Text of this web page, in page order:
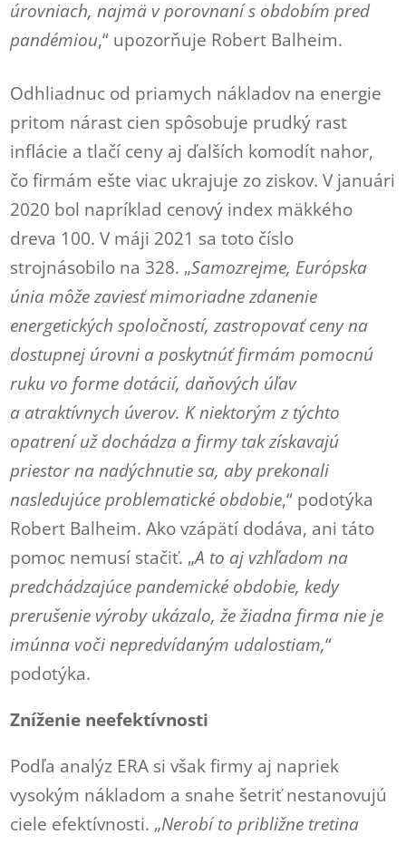
úrovniach, najmä v porovnaní s obdobím pred
pandémiou,“ upozorňuje Robert Balheim.
Odhliadnuc od priamych nákladov na energie
pritom nárast cien spôsobuje prudký rast
inflácie a tlačí ceny aj ďalších komodít nahor,
čo firmám ešte viac ukrajuje zo ziskov. V januári
2020 bol napríklad cenový index mäkkého
dreva 100. V máji 2021 sa toto číslo
strojnásobilo na 328. „Samozrejme, Európska
únia môže zaviesť mimoriadne zdanenie
energetických spoločností, zastropovať ceny na
dostupnej úrovni a poskytnúť firmám pomocnú
ruku vo forme dotácií, daňových úľav
a atraktívnych úverov. K niektorým z týchto
opatrení už dochádza a firmy tak získavajú
priestor na nadýchnutie sa, aby prekonali
nasledujúce problematické obdobie,“ podotýka
Robert Balheim. Ako vzápätí dodáva, ani táto
pomoc nemusí stačiť. „A to aj vzhľadom na
predchádzajúce pandemické obdobie, kedy
prerušenie výroby ukázalo, že žiadna firma nie je
imúnna voči nepredvídaným udalostiam,“
podotýka.
Zníženie neefektívnosti
Podľa analýz ERA si však firmy aj napriek
vysokým nákladom a snahe šetriť nestanovujú
ciele efektívnosti. „Nerobí to približne tretina